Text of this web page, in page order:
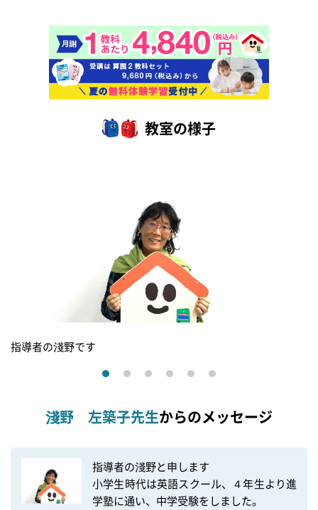
教室の様子
指導者の淺野です
淺野 左築子先生からのメッセージ
指導者の淺野と申します
小学生時代は英語スクール、４年生より進
学塾に通い、中学受験をしました。